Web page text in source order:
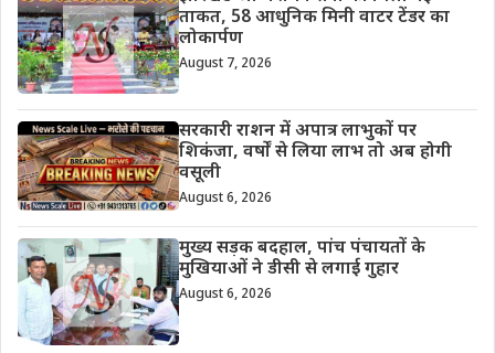
ताकत, 58 आधुनिक मिनी वाटर टेंडर का
लोकार्पण
August 7, 2026
सरकारी राशन में अपात्र लाभुकों पर
शिकंजा, वर्षों से लिया लाभ तो अब होगी
वसूली
August 6, 2026
मुख्य सड़क बदहाल, पांच पंचायतों के
मुखियाओं ने डीसी से लगाई गुहार
August 6, 2026